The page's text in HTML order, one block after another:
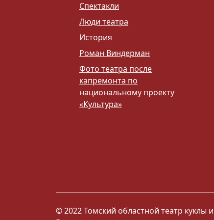
Спектакли
Люди театра
История
Роман Виндерман
Фото театра после
капремонта по
национальному проекту
«Культура»
© 2022 Томский областной театр куклы